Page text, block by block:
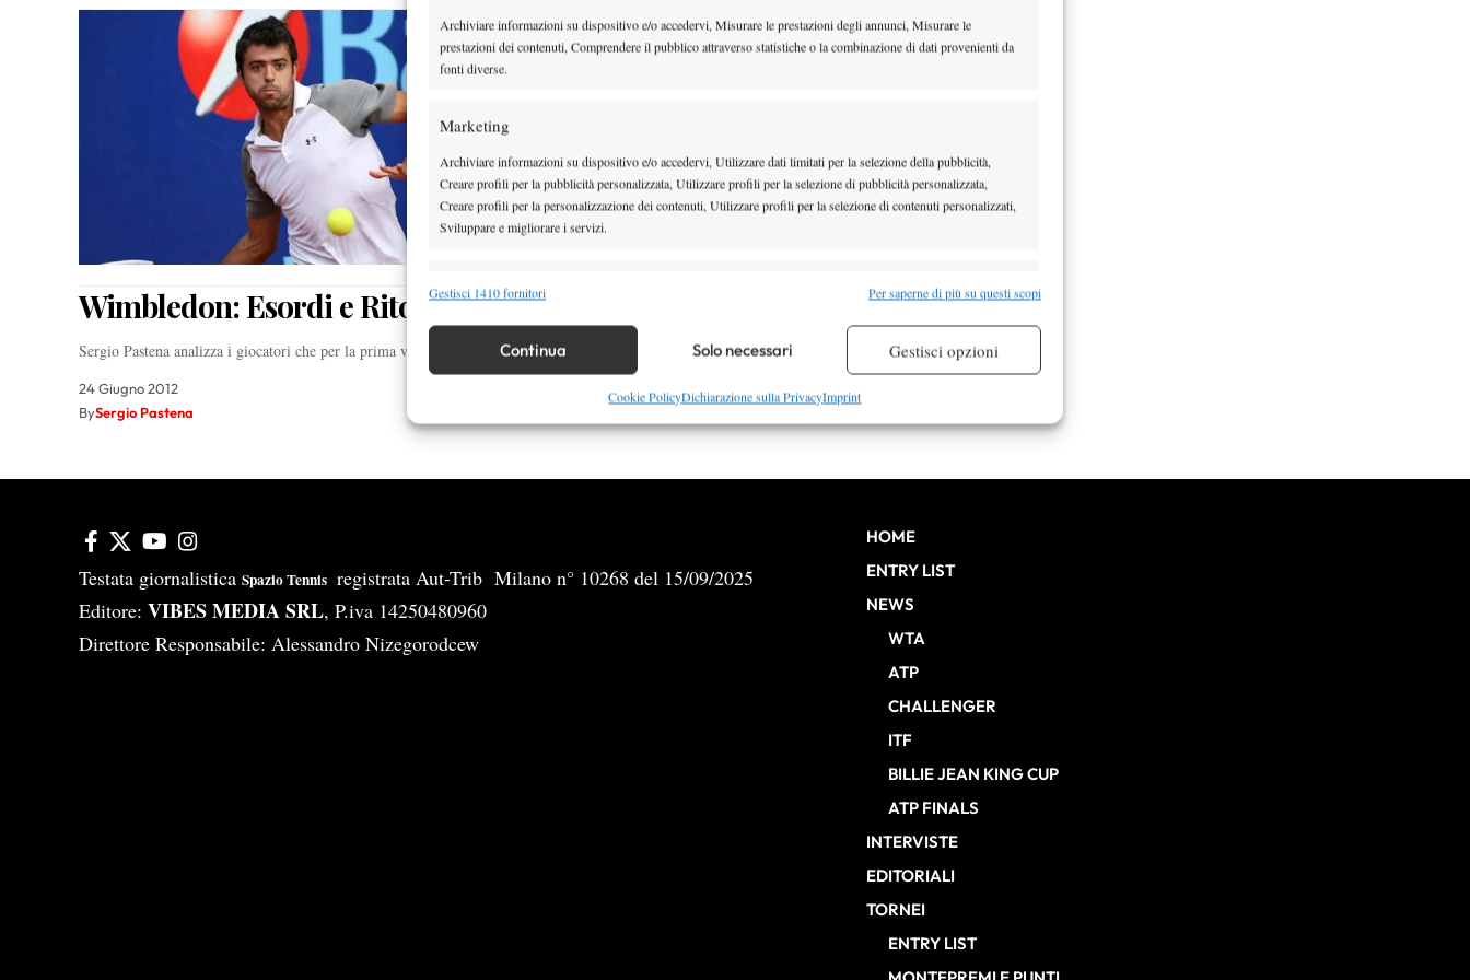
Archiviare informazioni su dispositivo e/o accedervi, Misurare le prestazioni degli annunci, Misurare le
prestazioni dei contenuti, Comprendere il pubblico attraverso statistiche o la combinazione di dati provenienti da
fonti diverse.
Marketing
Archiviare informazioni su dispositivo e/o accedervi, Utilizzare dati limitati per la selezione della pubblicità,
Creare profili per la pubblicità personalizzata, Utilizzare profili per la selezione di pubblicità personalizzata,
Creare profili per la personalizzazione dei contenuti, Utilizzare profili per la selezione di contenuti personalizzati,
Sviluppare e migliorare i servizi.
Funzionalità
Identificare i dispositivi in base alle informazioni trasmesse automaticamente.
Garantire la sicurezza, prevenire e rilevare frodi, correggere errori,
Erogare e presentare pubblicità e contenuto, Salvare e comunicare le
Sempre attivo
Gestisci 1410 fornitori Per saperne di più su questi scopi
Continua Solo necessari Gestisci opzioni
Cookie PolicyDichiarazione sulla PrivacyImprint
26 Novembre 2015
ByPaolo Silvestri
Wimbledon: Esordi e Ritorni
Sergio Pastena analizza i giocatori che per la prima volta (o a distanza di…
24 Giugno 2012
BySergio Pastena
Testata giornalistica Spazio Tennis registrata Aut-Trib Milano n° 10268 del 15/09/2025
Editore: VIBES MEDIA SRL, P.iva 14250480960
Direttore Responsabile: Alessandro Nizegorodcew
HOME
ENTRY LIST
NEWS
WTA
ATP
CHALLENGER
ITF
BILLIE JEAN KING CUP
ATP FINALS
INTERVISTE
EDITORIALI
TORNEI
ENTRY LIST